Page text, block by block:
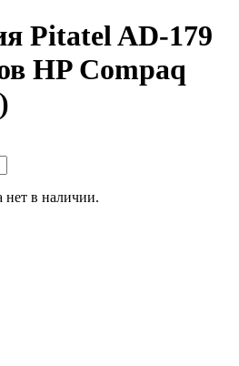
Pitatel AD-179
HP Compaq
в наличии.